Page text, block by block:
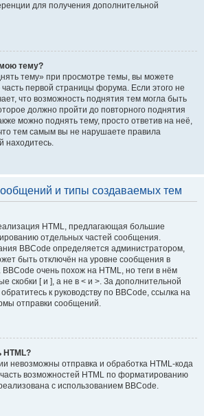
для получения дополнительной
тему?
тему» при просмотре темы, вы можете
первой страницы форума. Если этого не
что возможность поднятия тем могла быть
должно пройти до повторного поднятия
можно поднять тему, просто ответив на неё,
тем самым вы не нарушаете правила
находитесь.
и типы создаваемых тем
HTML, предлагающая большие
отдельных частей сообщения.
BBCode определяется администратором,
быть отключён на уровне сообщения в
очень похож на HTML, но теги в нём
скобки [ и ], а не в < и >. За дополнительной
к руководству по BBCode, ссылка на
отправки сообщений.
HTML?
невозможны отправка и обработка HTML-кода
возможностей HTML по форматированию
с использованием BBCode.